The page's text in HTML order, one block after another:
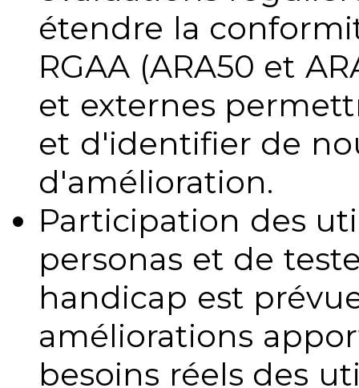
étendre la
RGAA (ARA50 et
et externes
et d'identifier de
d'amélioration.
Participation des
personas et de
handicap est
améliorations
besoins réels des